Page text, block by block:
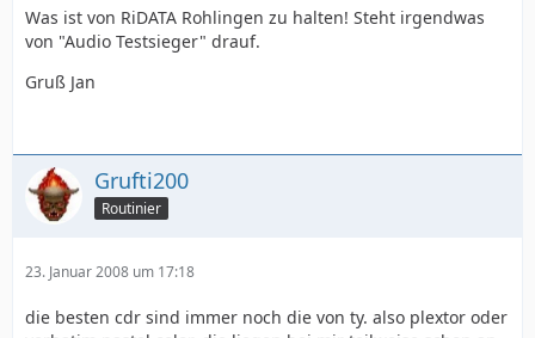
Was ist von RiDATA Rohlingen zu halten! Steht irgendwas
von "Audio Testsieger" drauf.
Gruß Jan
Grufti200
Routinier
23. Januar 2008 um 17:18
die besten cdr sind immer noch die von ty. also plextor oder